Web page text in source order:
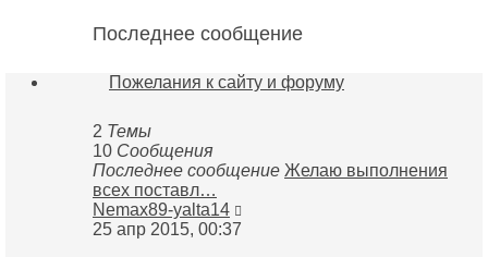
Последнее сообщение
Пожелания к сайту и форуму
2 Темы
10 Сообщения
Последнее сообщение Желаю выполнения
всех поставл…
Nemax89-yalta14
25 апр 2015, 00:37